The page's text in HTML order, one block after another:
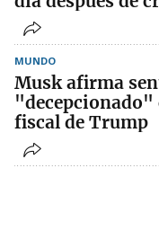
MUNDO
Musk afirma
fiscal de Trump